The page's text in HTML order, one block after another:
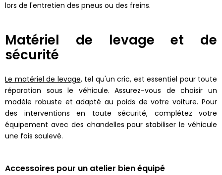
lors de l'entretien des pneus ou des freins.
Matériel de levage et de
sécurité
Le matériel de levage, tel qu'un cric, est essentiel pour toute
réparation sous le véhicule. Assurez-vous de choisir un
modèle robuste et adapté au poids de votre voiture. Pour
des interventions en toute sécurité, complétez votre
équipement avec des chandelles pour stabiliser le véhicule
une fois soulevé.
Accessoires pour un atelier bien équipé